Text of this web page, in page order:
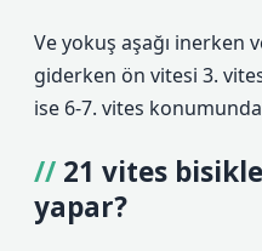
Ve yokuş aşağı inerken
giderken ön vitesi 3.
ise 6-7. vites konumunda
21 vites
yapar?